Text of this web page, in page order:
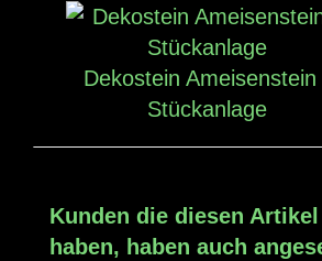
Dekostein Ameisenstein
Stückanlage
Kunden die diesen
haben, haben auch